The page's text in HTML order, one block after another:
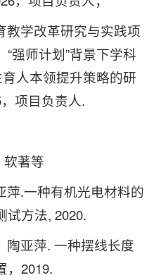
学改革研究与实践项
强师计划”背景下学科
人本领提升策略的研
项目负责人.
著等
.一种有机光电材料的
试方法, 2020.
亚萍. 一种摆线长度
，2019.